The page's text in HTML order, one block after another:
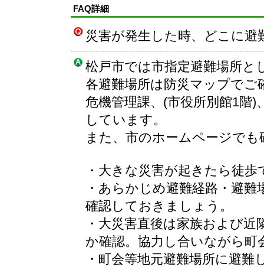
FAQ詳細
災害が発生した時、どこに
松戸市では市指定避難場所と
各避難場所は防災マップでご
危機管理課、(市役所別館1階
しています。
また、市のホームページで
・大きな災害が起きたら徒
・あらかじめ避難経路・避
確認しておきましょう。
・大災害直後は家族および
か確認。協力し合いながら町
・町会等地元避難場所に避